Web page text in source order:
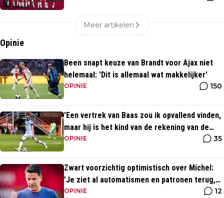
Meer artikelen
Opinie
Been snapt keuze van Brandt voor Ajax niet
helemaal: 'Dit is allemaal wat makkelijker'
OPINIE 150
'Een vertrek van Baas zou ik opvallend vinden,
maar hij is het kind van de rekening van de
komst van Blind'
OPINIE 35
Zwart voorzichtig optimistisch over Míchel:
'Je ziet al automatismen en patronen terug,
maar...'
OPINIE 12